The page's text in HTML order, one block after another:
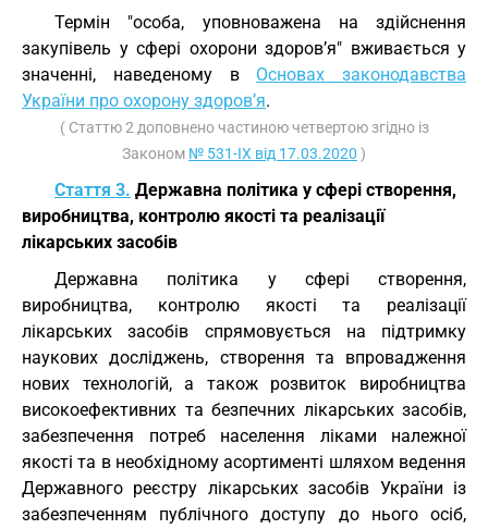
Термін "особа, уповноважена на здійснення
закупівель у сфері охорони здоров’я" вживається у
значенні, наведеному в Основах законодавства
України про охорону здоров’я.
( Статтю 2 доповнено частиною четвертою згідно із
Законом № 531-IX від 17.03.2020 )
Стаття 3. Державна політика у сфері створення,
виробництва, контролю якості та реалізації
лікарських засобів
Державна політика у сфері створення,
виробництва, контролю якості та реалізації
лікарських засобів спрямовується на підтримку
наукових досліджень, створення та впровадження
нових технологій, а також розвиток виробництва
високоефективних та безпечних лікарських засобів,
забезпечення потреб населення ліками належної
якості та в необхідному асортименті шляхом ведення
Державного реєстру лікарських засобів України із
забезпеченням публічного доступу до нього осіб,